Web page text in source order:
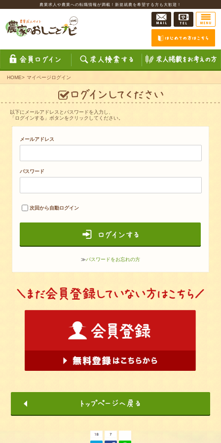
農業求人や農業への転職情報が満載！新規就農を希望する方も大歓迎！
HOME> マイページログイン
以下にメールアドレスとパスワードを入力し、
「ログインする」ボタンをクリックしてください。
メールアドレス
パスワード
次回から自動ログイン
≫パスワードをお忘れの方